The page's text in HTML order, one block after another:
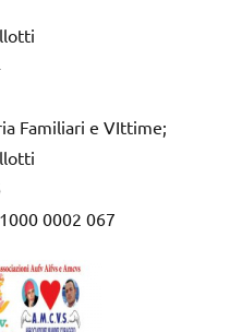
Familiari e VIttime;
0002 067